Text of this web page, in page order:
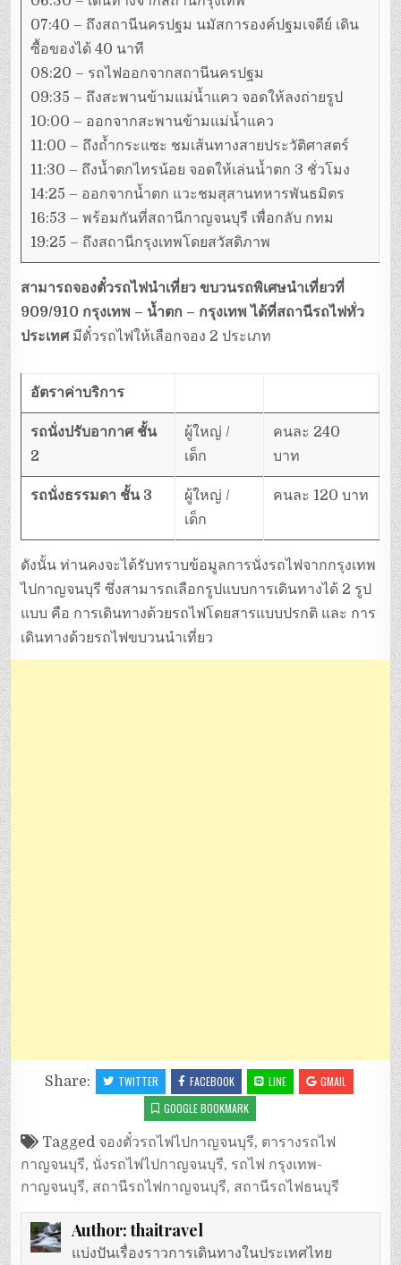
07:40 – ถึงสถานีนครปฐม นมัสการองค์ปฐมเจดีย์ เดิน
ซื้อของได้ 40 นาที
08:20 – รถไฟออกจากสถานีนครปฐม
09:35 – ถึงสะพานข้ามแม่น้ำแคว จอดให้ลงถ่ายรูป
10:00 – ออกจากสะพานข้ามแม่น้ำแคว
11:00 – ถึงถ้ำกระแซะ ชมเส้นทางสายประวัติศาสตร์
11:30 – ถึงน้ำตกไทรน้อย จอดให้เล่นน้ำตก 3 ชั่วโมง
14:25 – ออกจากน้ำตก แวะชมสุสานทหารพันธมิตร
16:53 – พร้อมกันที่สถานีกาญจนบุรี เพื่อกลับ กทม
19:25 – ถึงสถานีกรุงเทพโดยสวัสดิภาพ
สามารถจองตั๋วรถไฟนำเที่ยวขบวนรถพิเศษนำเที่ยวที่
909/910 กรุงเทพ – น้ำตก – กรุงเทพ ได้ที่สถานีรถไฟทั่ว
ประเทศ มีตั๋วรถไฟให้เลือกจอง 2 ประเภท
อัตราค่าบริการ
รถนั่งปรับอากาศ ชั้น
2
ผู้ใหญ่ /
เด็ก
คนละ 240
บาท
รถนั่งธรรมดา ชั้น 3
ผู้ใหญ่ /
เด็ก
คนละ 120 บาท
ดังนั้น ท่านคงจะได้รับทราบข้อมูลการนั่งรถไฟจากกรุงเทพ
ไปกาญจนบุรี ซึ่งสามารถเลือกรูปแบบการเดินทางได้ 2 รูป
แบบ คือ การเดินทางด้วยรถไฟโดยสารแบบปรกติ และ การ
เดินทางด้วยรถไฟขบวนนำเที่ยว
Share: TWITTER FACEBOOK LINE
GMAIL
GOOGLE BOOKMARK
Tagged จองตั๋วรถไฟไปกาญจนบุรี, ตารางรถไฟ
กาญจนบุรี, นั่งรถไฟไปกาญจนบุรี, รถไฟ กรุงเทพ-
กาญจนบุรี, สถานีรถไฟกาญจนบุรี, สถานีรถไฟธนบุรี
Author:thaitravel
แบ่งปันเรื่องราวการเดินทางในประเทศไทย